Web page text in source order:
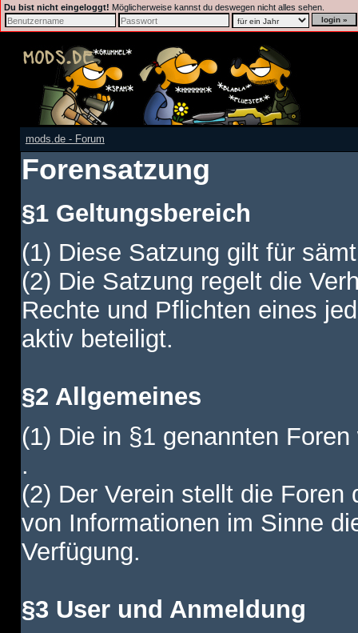
Du bist nicht eingeloggt! Möglicherweise kannst du deswegen nicht alles sehen.
mods.de - Forum
Forensatzung
§1 Geltungsbereich
(1) Diese Satzung gilt für
(2) Die Satzung regelt die
Rechte und Pflichten eines
aktiv beteiligt.
§2 Allgemeines
(1) Die in §1 genannten
.
(2) Der Verein stellt die
von Informationen im Sinne
Verfügung.
§3 User und Anmeldung